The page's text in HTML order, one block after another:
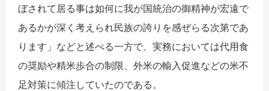
ぼされて居る事は如何に我が国統治の御精神が宏遠で
あるかが深く考えられ民族の誇りを感ぜらる次第であ
ります」などと述べる一方で、実務においては代用食
の奨励や精米歩合の制限、外米の輸入促進などの米不
足対策に傾注していたのである。